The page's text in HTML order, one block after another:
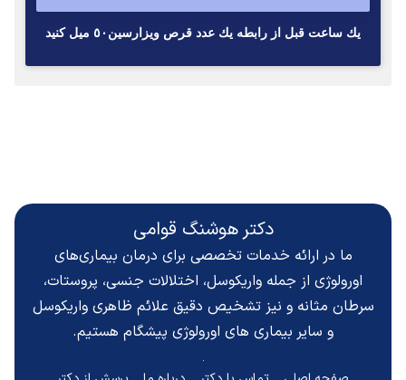
يك ساعت قبل از رابطه يك عدد قرص ويزارسين٥٠ ميل كنيد
دکتر هوشنگ قوامی
ما در ارائه خدمات تخصصی برای درمان بیماری‌های
اورولوژی از جمله واریکوسل، اختلالات جنسی، پروستات،
سرطان مثانه و نیز تشخیص دقیقعلائم ظاهری واریکوسل
و سایر بیماری های اورولوژی پیشگام هستیم.